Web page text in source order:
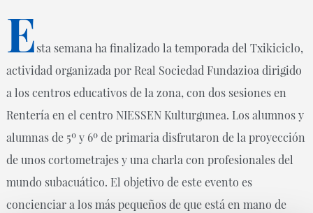
Esta semana ha finalizado la temporada del Txikiciclo,
actividad organizada por Real Sociedad Fundazioa dirigido
a los centros educativos de la zona, con dos sesiones en
Rentería en el centro NIESSEN Kulturgunea. Los alumnos y
alumnas de 5º y 6º de primaria disfrutaron de la proyección
de unos cortometrajes y una charla con profesionales del
mundo subacuático. El objetivo de este evento es
concienciar a los más pequeños de que está en mano de